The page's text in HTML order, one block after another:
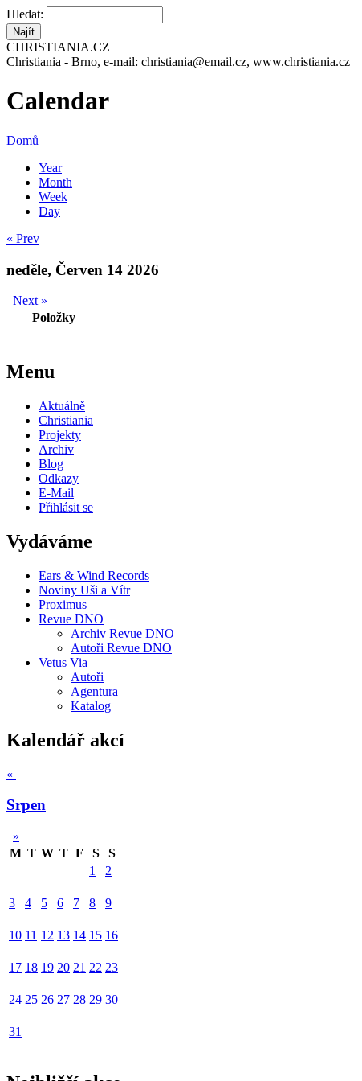
Hledat:
CHRISTIANIA.CZ
Christiania - Brno, e-mail: christiania@email.cz, www.christiania.cz
Calendar
Domů
Year
Month
Week
Day
« Prev
neděle, Červen 14 2026
Next »
Položky
Menu
Aktuálně
Christiania
Projekty
Archiv
Blog
Odkazy
E-Mail
Přihlásit se
Vydáváme
Ears & Wind Records
Noviny Uši a Vítr
Proximus
Revue DNO
Archiv Revue DNO
Autoři Revue DNO
Vetus Via
Autoři
Agentura
Katalog
Kalendář akcí
«
Srpen
»
M T W T F S
S
1
2
3 4 5 6 7 8 9
10 11 12 13 14 15 16
17 18 19 20 21 22 23
24 25 26 27 28 29 30
31